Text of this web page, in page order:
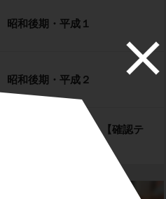
昭和後期・平成１
昭和後期・平成２
昭和後期・平成３ 【確認テ